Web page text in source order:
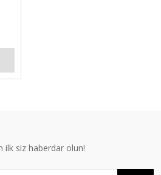
ilk siz haberdar olun!